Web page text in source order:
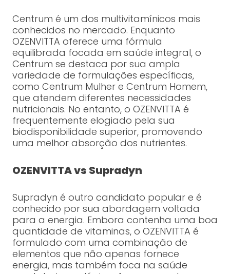
Centrum é um dos multivitamínicos mais
conhecidos no mercado. Enquanto
OZENVITTA oferece uma fórmula
equilibrada focada em saúde integral, o
Centrum se destaca por sua ampla
variedade de formulações específicas,
como Centrum Mulher e Centrum Homem,
que atendem diferentes necessidades
nutricionais. No entanto, o OZENVITTA é
frequentemente elogiado pela sua
biodisponibilidade superior, promovendo
uma melhor absorção dos nutrientes.
OZENVITTA vs Supradyn
Supradyn é outro candidato popular e é
conhecido por sua abordagem voltada
para a energia. Embora contenha uma boa
quantidade de vitaminas, o OZENVITTA é
formulado com uma combinação de
elementos que não apenas fornece
energia, mas também foca na saúde